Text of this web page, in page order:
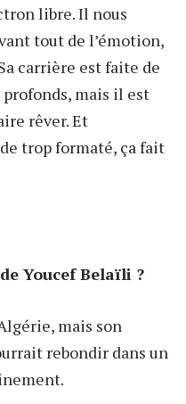
libre. Il nous
tout de l’émotion,
carrière est faite de
mais il est
rêver. Et
trop formaté, ça fait
Youcef Belaïli ?
mais son
rebondir dans un